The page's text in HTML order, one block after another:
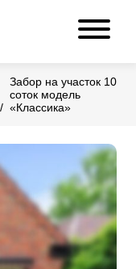
Забор на участок 10
соток модель
«Классика»